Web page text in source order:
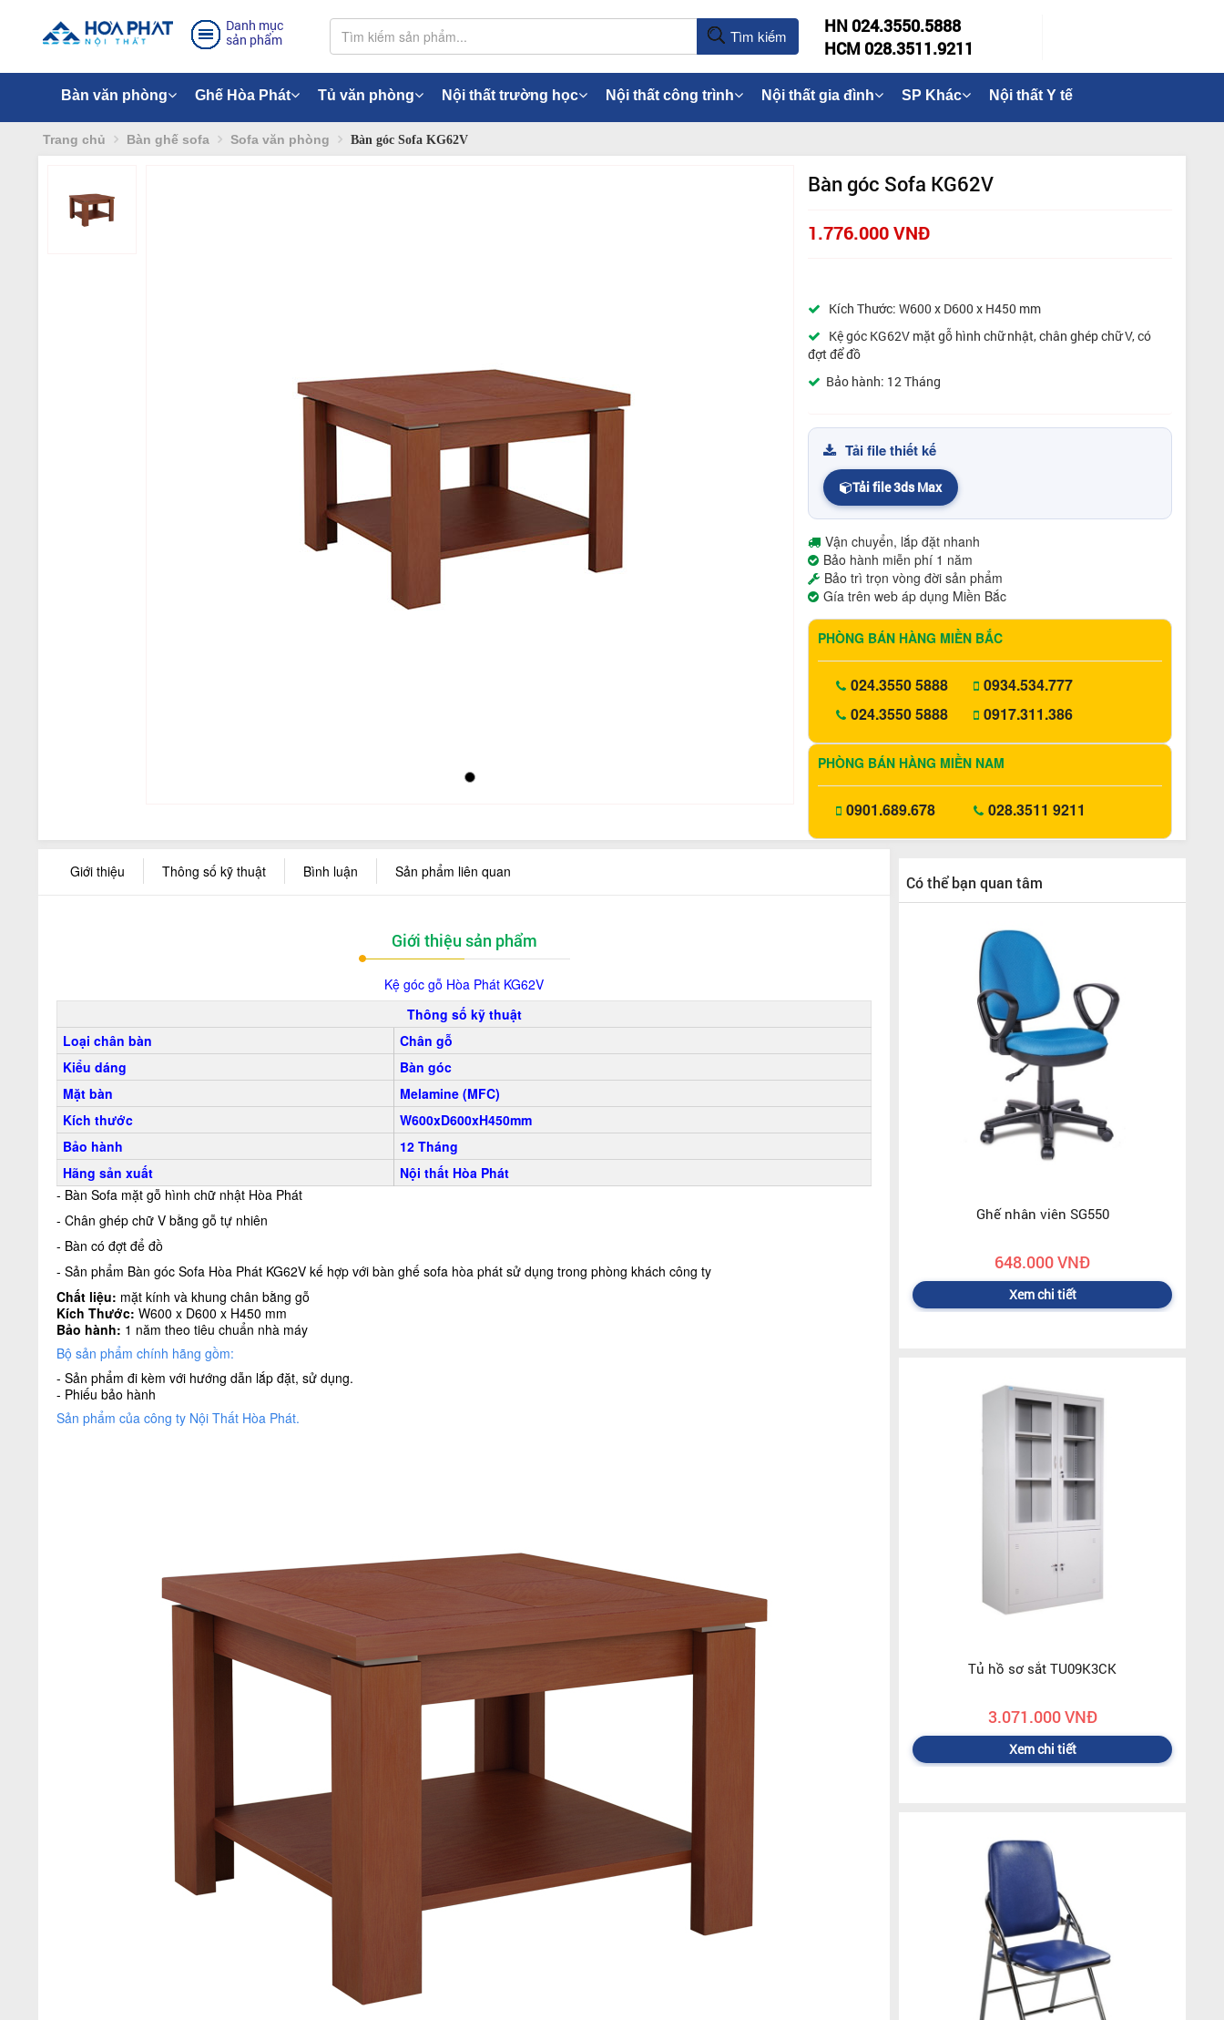
Danh mục
sản phẩm
Tìm kiếm
HN 024.3550.5888
HCM 028.3511.9211
Bàn văn phòng Ghế Hòa Phát Tủ văn phòng Nội thất trường học Nội thất công trình Nội thất gia đình SP Khác Nội thất Y tế
Trang chủ Bàn ghế sofa Sofa văn phòng Bàn góc Sofa KG62V
Bàn góc Sofa KG62V
1.776.000 VNĐ
Kích Thước: W600 x D600 x H450 mm
Kệ góc KG62V mặt gỗ hình chữ nhật, chân ghép chữ V, có
đợt để đồ
Bảo hành: 12 Tháng
Tải file thiết kế
Tải file 3ds Max
Vận chuyển, lắp đặt nhanh
Bảo hành miễn phí 1 năm
Bảo trì trọn vòng đời sản phẩm
Gía trên web áp dụng Miền Bắc
PHÒNG BÁN HÀNG MIỀN BẮC
024.3550 5888
024.3550 5888
0934.534.777
0917.311.386
PHÒNG BÁN HÀNG MIỀN NAM
0901.689.678 028.3511 9211
Giới thiệu Thông số kỹ thuật Bình luận Sản phẩm liên quan
Giới thiệu sản phẩm
Kệ góc gỗ Hòa Phát KG62V
Thông số kỹ thuật
Loại chân bàn
Chân gỗ
Kiểu dáng
Bàn góc
Mặt bàn
Melamine (MFC)
Kích thước
W600xD600xH450mm
Bảo hành
12 Tháng
Hãng sản xuất
Nội thất Hòa Phát
- Bàn Sofa mặt gỗ hình chữ nhật Hòa Phát
- Chân ghép chữ V bằng gỗ tự nhiên
- Bàn có đợt để đồ
- Sản phẩm Bàn góc Sofa Hòa Phát KG62V kế hợp với bàn ghế sofa hòa phát sử dụng trong phòng khách công ty
Chất liệu: mặt kính và khung chân bằng gỗ
Kích Thước: W600 x D600 x H450 mm
Bảo hành: 1 năm theo tiêu chuẩn nhà máy
Bộ sản phẩm chính hãng gồm:
- Sản phẩm đi kèm với hướng dẫn lắp đặt, sử dụng.
- Phiếu bảo hành
Sản phẩm của công ty Nội Thất Hòa Phát.
Có thể bạn quan tâm
Ghế nhân viên SG550
648.000 VNĐ
Xem chi tiết
Tủ hồ sơ sắt TU09K3CK
3.071.000 VNĐ
Xem chi tiết